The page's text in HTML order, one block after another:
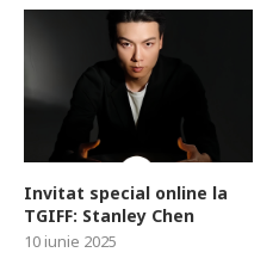
Invitat special online la
TGIFF: Stanley Chen
10 iunie 2025